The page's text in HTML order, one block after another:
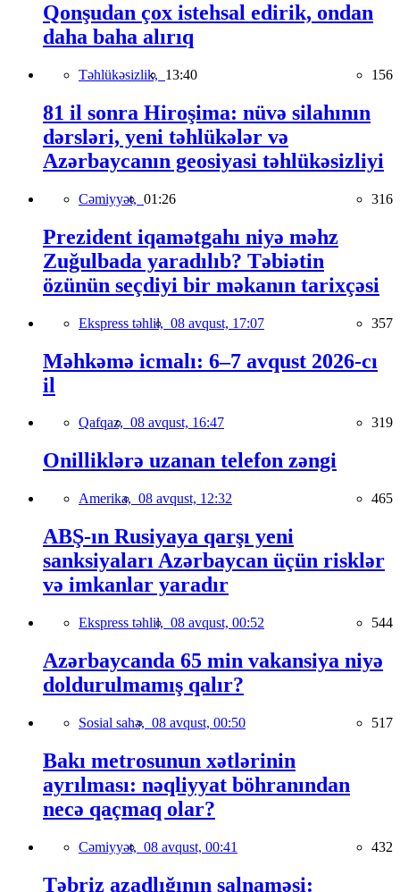
Qonşudan çox istehsal edirik, ondan
daha baha alırıq
Təhlükəsizlik, 13:40 156
81 il sonra Hiroşima: nüvə silahının
dərsləri, yeni təhlükələr və
Azərbaycanın geosiyasi təhlükəsizliyi
Cəmiyyət, 01:26 316
Prezident iqamətgahı niyə məhz
Zuğulbada yaradılıb? Təbiətin
özünün seçdiyi bir məkanın tarixçəsi
Ekspress təhlil, 08 avqust, 17:07 357
Məhkəmə icmalı: 6–7 avqust 2026-cı
il
Qafqaz, 08 avqust, 16:47 319
Onilliklərə uzanan telefon zəngi
Amerika, 08 avqust, 12:32 465
ABŞ-ın Rusiyaya qarşı yeni
sanksiyaları Azərbaycan üçün risklər
və imkanlar yaradır
Ekspress təhlil, 08 avqust, 00:52 544
Azərbaycanda 65 min vakansiya niyə
doldurulmamış qalır?
Sosial sahə, 08 avqust, 00:50 517
Bakı metrosunun xətlərinin
ayrılması: nəqliyyat böhranından
necə qaçmaq olar?
Cəmiyyət, 08 avqust, 00:41 432
Təbriz azadlığının salnaməsi: